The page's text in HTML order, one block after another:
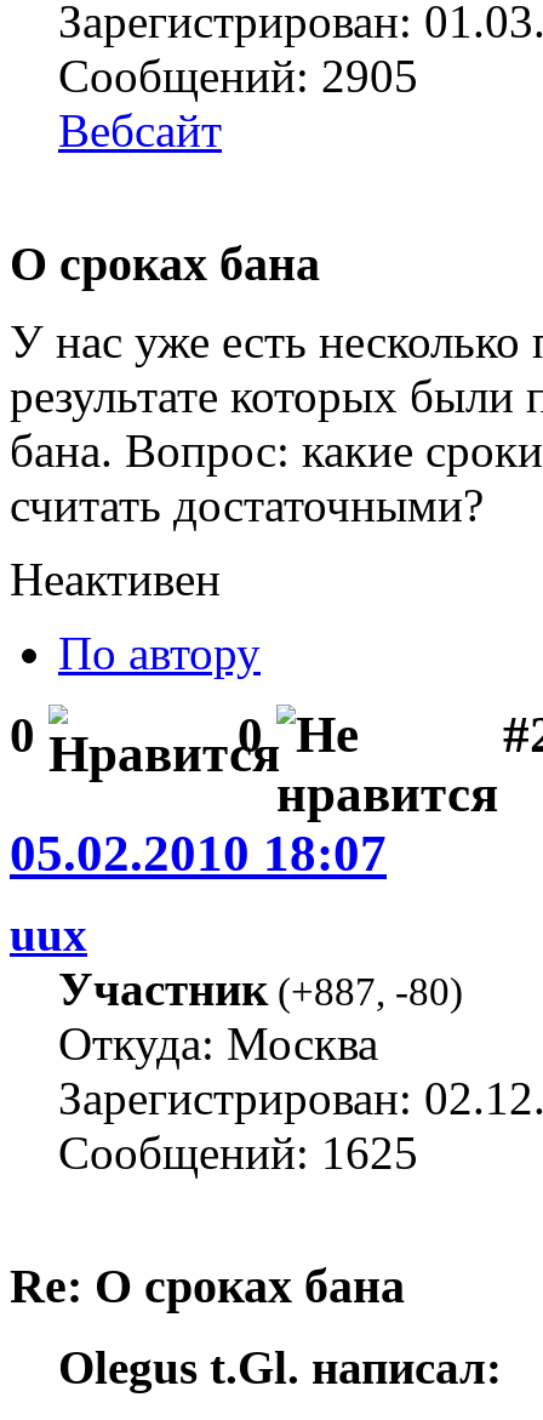
Зарегистрирован:
Сообщений: 2905
Вебсайт
О сроках бана
У нас уже есть
результате которых
бана. Вопрос: какие
считать достаточными?
Неактивен
По автору
0 0
05.02.2010 18:07
uux
Участник(+887, -80)
Откуда: Москва
Зарегистрирован:
Сообщений: 1625
Re: О сроках бана
Olegus t.Gl. написал: